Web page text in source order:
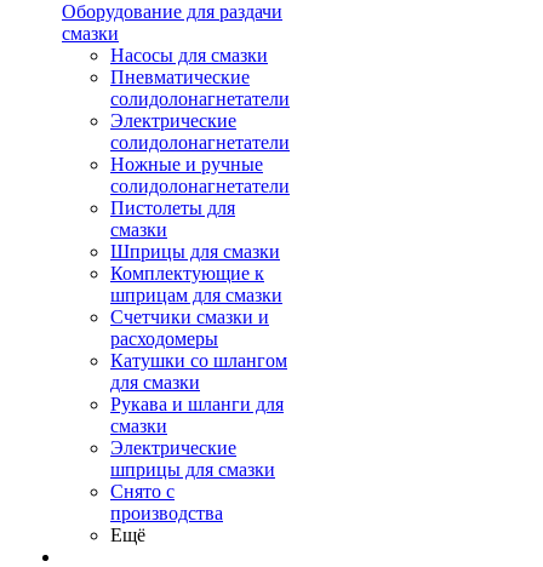
Оборудование для раздачи
смазки
Насосы для смазки
Пневматические
солидолонагнетатели
Электрические
солидолонагнетатели
Ножные и ручные
солидолонагнетатели
Пистолеты для
смазки
Шприцы для смазки
Комплектующие к
шприцам для смазки
Счетчики смазки и
расходомеры
Катушки со шлангом
для смазки
Рукава и шланги для
смазки
Электрические
шприцы для смазки
Снято с
производства
Ещё